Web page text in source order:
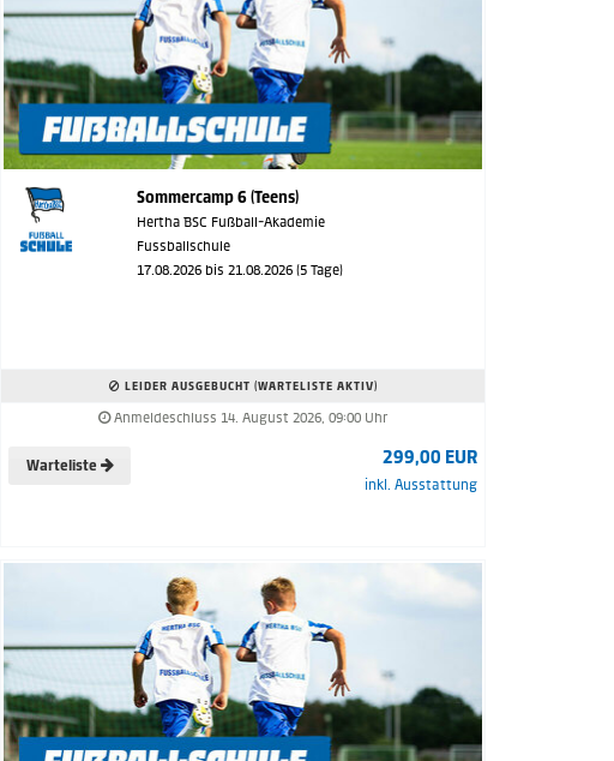
Sommercamp 6 (Teens)
Hertha BSC Fußball-Akademie
Fussballschule
17.08.2026 bis 21.08.2026 (5 Tage)
LEIDER AUSGEBUCHT (WARTELISTE AKTIV)
Anmeldeschluss 14. August 2026, 09:00 Uhr
Warteliste 299,00 EUR
inkl. Ausstattung